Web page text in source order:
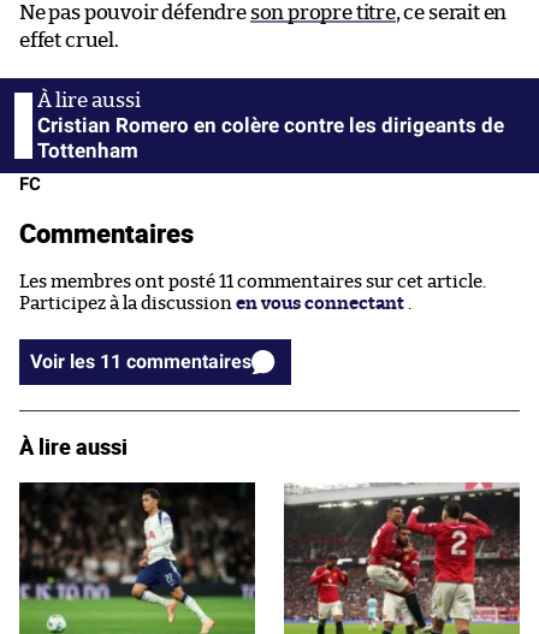
Ne pas pouvoir défendre son propre titre, ce serait en
effet cruel.
Cristian Romero en colère contre les dirigeants de
Tottenham
FC
Commentaires
Les membres ont posté 11 commentaires sur cet article.
Participez à la discussion en vous connectant
Voir les 11 commentaires
À lire aussi